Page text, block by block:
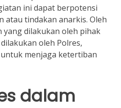
ini dapat berpotensi
atau tindakan anarkis. Oleh
yang dilakukan oleh pihak
oleh Polres,
menjaga ketertiban
dalam